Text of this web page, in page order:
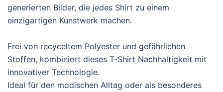
generierten Bilder, die jedes Shirt zu einem
einzigartigen Kunstwerk machen.
Frei von recyceltem Polyester und gefährlichen
Stoffen, kombiniert dieses T-Shirt Nachhaltigkeit mit
innovativer Technologie.
Ideal für den modischen Alltag oder als besonderes